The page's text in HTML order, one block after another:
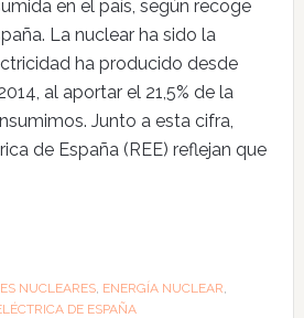
en el país, según recoge
La nuclear ha sido la
ha producido desde
al aportar el 21,5% de la
Junto a esta cifra,
de España (REE) reflejan que
NUCLEARES, ENERGÍA NUCLEAR
DE ESPAÑA